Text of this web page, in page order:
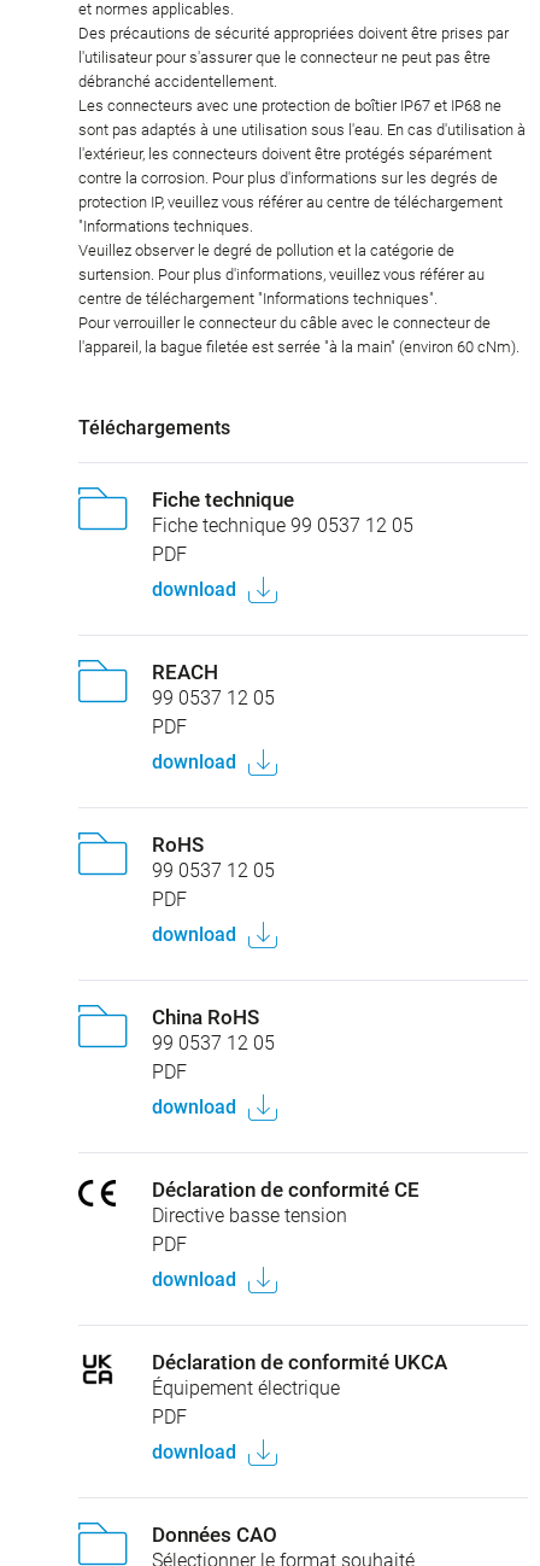
et normes applicables.
Des précautions de sécurité appropriées doivent être prises par
l'utilisateur pour s'assurer que le connecteur ne peut pas être
débranché accidentellement.
Les connecteurs avec une protection de boîtier IP67 et IP68 ne
sont pas adaptés à une utilisation sous l'eau. En cas d'utilisation à
l'extérieur, les connecteurs doivent être protégés séparément
contre la corrosion. Pour plus d'informations sur les degrés de
protection IP, veuillez vous référer au centre de téléchargement
"Informations techniques.
Veuillez observer le degré de pollution et la catégorie de
surtension. Pour plus d'informations, veuillez vous référer au
centre de téléchargement "Informations techniques".
Pour verrouiller le connecteur du câble avec le connecteur de
l'appareil, la bague filetée est serrée "à la main" (environ 60 cNm).
Téléchargements
Fiche technique
Fiche technique 99 0537 12 05
PDF
download
REACH
99 0537 12 05
PDF
download
RoHS
99 0537 12 05
PDF
download
China RoHS
99 0537 12 05
PDF
download
Déclaration de conformité CE
Directive basse tension
PDF
download
Déclaration de conformité UKCA
Équipement électrique
PDF
download
Données CAO
Sélectionner le format souhaité